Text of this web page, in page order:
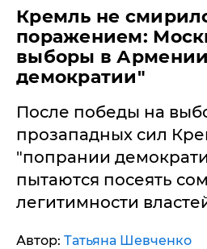
​Кремль не
поражением:
выборы в
демократии"
После победы на
прозападных сил
"попрании
пытаются посеять
легитимности
Автор: Татьяна Шевченко